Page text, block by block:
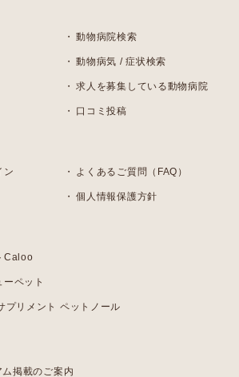
動物病院検索
動物病気 / 症状検索
求人を募集している動物病院
口コミ投稿
ン よくあるご質問（FAQ）
個人情報保護方針
Caloo
ーペット
プリメント ペットノール
掲載のご案内